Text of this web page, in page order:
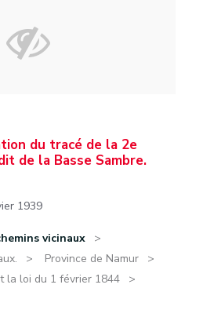
du tracé de la 2e
de la Basse Sambre.
1939
vicinaux
Province de Namur
la loi du 1 février 1844